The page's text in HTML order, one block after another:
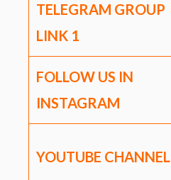
TELEGRAM GROUP
LINK 1
FOLLOW US IN
INSTAGRAM
YOUTUBE CHANNEL